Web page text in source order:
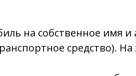
на собственное имя
средство).